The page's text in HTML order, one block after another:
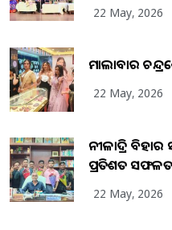
22 May, 2026
ମାଲାବାର
22 May, 2026
ନୀଳାଦ୍ରି
ପ୍ରତିଶତ
22 May, 2026